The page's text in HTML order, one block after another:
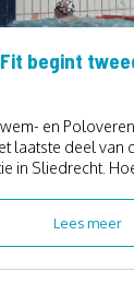
begint
en
laatste deel van
in Sliedrecht.
Lees meer